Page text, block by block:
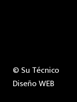
© Su Técnico
Diseño WEB